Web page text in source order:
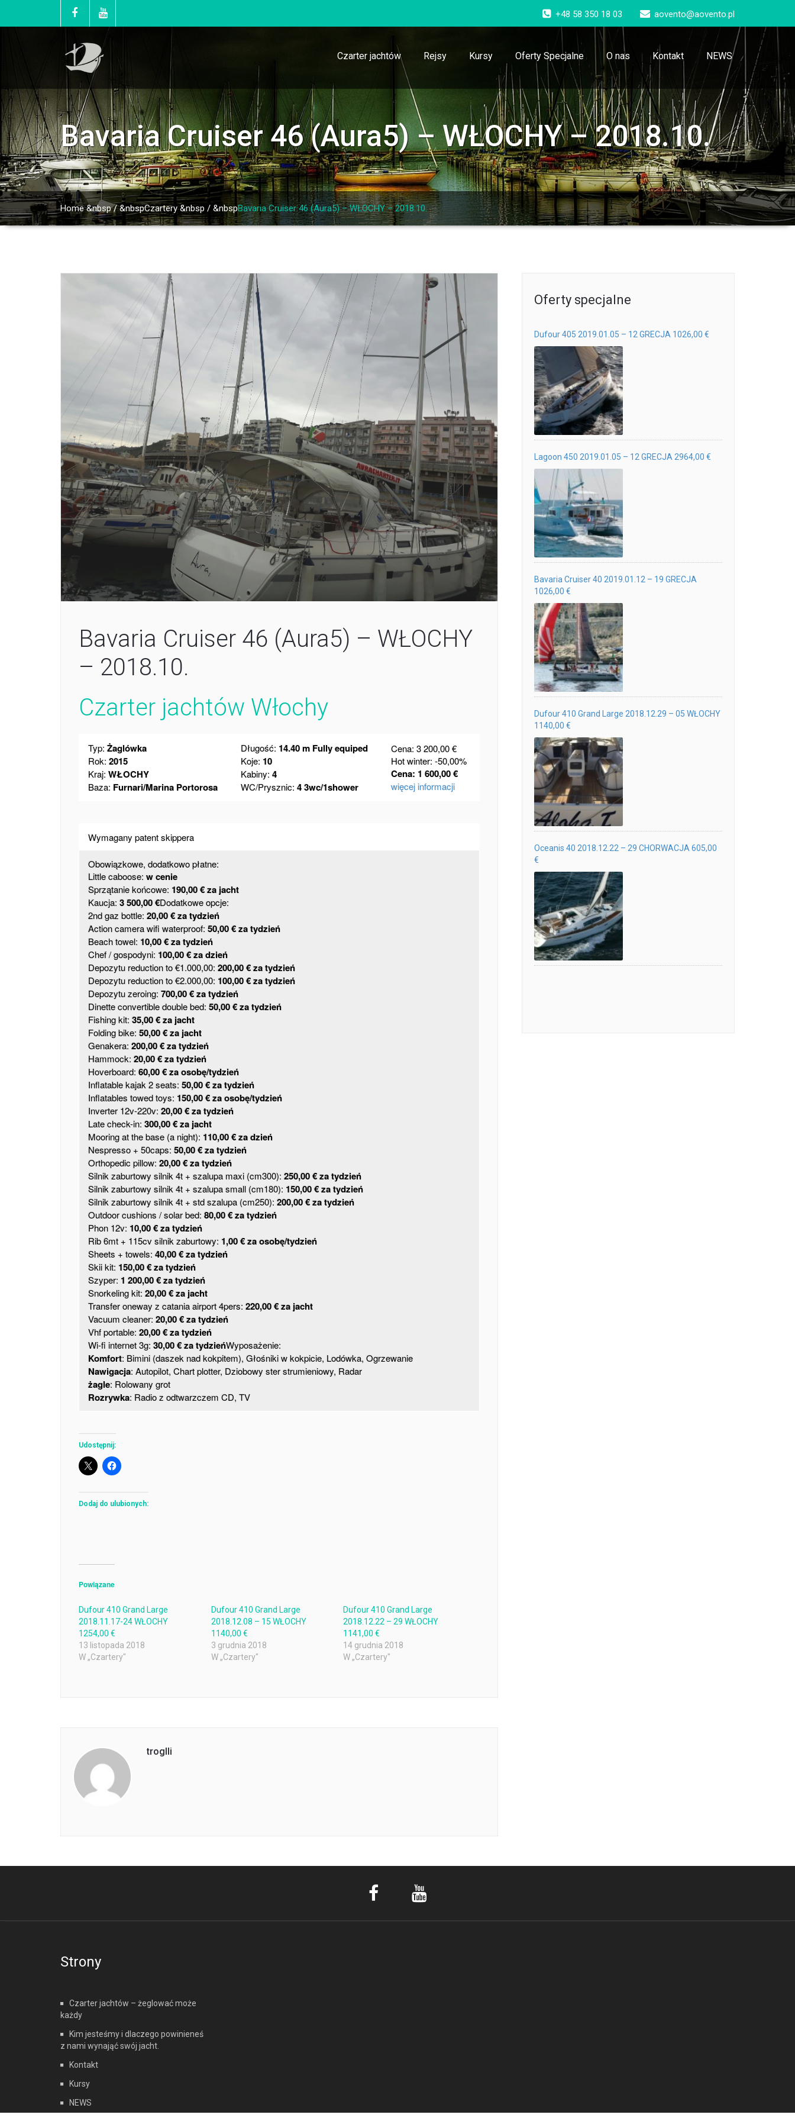
+48 58 350 18 03 aovento@aovento.pl
Czarter jachtów Rejsy Kursy Oferty Specjalne O nas Kontakt NEWS
Bavaria Cruiser 46 (Aura5) – WŁOCHY – 2018.10.
Home&nbsp / &nbspCzartery&nbsp / &nbspBavaria Cruiser 46 (Aura5) – WŁOCHY – 2018.10.
Bavaria Cruiser 46 (Aura5) – WŁOCHY
– 2018.10.
Czarter jachtów Włochy
Typ: Żaglówka
Rok: 2015
Kraj: WŁOCHY
Baza: Furnari/Marina Portorosa
Długość: 14.40 m Fully equiped
Koje: 10
Kabiny: 4
WC/Prysznic: 4 3wc/1shower
Cena: 3 200,00 €
Hot winter: -50,00%
Cena: 1 600,00 €
więcej informacji
Wymagany patent skippera
Obowiązkowe, dodatkowo płatne:
Little caboose: w cenie
Sprzątanie końcowe: 190,00 € za jacht
Kaucja: 3 500,00 €Dodatkowe opcje:
2nd gaz bottle: 20,00 € za tydzień
Action camera wifi waterproof: 50,00 € za tydzień
Beach towel: 10,00 € za tydzień
Chef / gospodyni: 100,00 € za dzień
Depozytu reduction to €1.000,00: 200,00 € za tydzień
Depozytu reduction to €2.000,00: 100,00 € za tydzień
Depozytu zeroing: 700,00 € za tydzień
Dinette convertible double bed: 50,00 € za tydzień
Fishing kit: 35,00 € za jacht
Folding bike: 50,00 € za jacht
Genakera: 200,00 € za tydzień
Hammock: 20,00 € za tydzień
Hoverboard: 60,00 € za osobę/tydzień
Inflatable kajak 2 seats: 50,00 € za tydzień
Inflatables towed toys: 150,00 € za osobę/tydzień
Inverter 12v-220v: 20,00 € za tydzień
Late check-in: 300,00 € za jacht
Mooring at the base (a night): 110,00 € za dzień
Nespresso + 50caps: 50,00 € za tydzień
Orthopedic pillow: 20,00 € za tydzień
Silnik zaburtowy silnik 4t + szalupa maxi (cm300): 250,00 € za tydzień
Silnik zaburtowy silnik 4t + szalupa small (cm180): 150,00 € za tydzień
Silnik zaburtowy silnik 4t + std szalupa (cm250): 200,00 € za tydzień
Outdoor cushions / solar bed: 80,00 € za tydzień
Phon 12v: 10,00 € za tydzień
Rib 6mt + 115cv silnik zaburtowy: 1,00 € za osobę/tydzień
Sheets + towels: 40,00 € za tydzień
Skii kit: 150,00 € za tydzień
Szyper: 1 200,00 € za tydzień
Snorkeling kit: 20,00 € za jacht
Transfer oneway z catania airport 4pers: 220,00 € za jacht
Vacuum cleaner: 20,00 € za tydzień
Vhf portable: 20,00 € za tydzień
Wi-fi internet 3g: 30,00 € za tydzieńWyposażenie:
Komfort: Bimini (daszek nad kokpitem), Głośniki w kokpicie, Lodówka, Ogrzewanie
Nawigacja: Autopilot, Chart plotter, Dziobowy ster strumieniowy, Radar
żagle: Rolowany grot
Rozrywka: Radio z odtwarzczem CD, TV
Udostępnij:
Dodaj do ulubionych:
Powiązane
Dufour 410 Grand Large
2018.11.17-24 WŁOCHY
1254,00 €
13 listopada 2018
W „Czartery"
Dufour 410 Grand Large
2018.12.08 – 15 WŁOCHY
1140,00 €
3 grudnia 2018
W „Czartery"
Dufour 410 Grand Large
2018.12.22 – 29 WŁOCHY
1141,00 €
14 grudnia 2018
W „Czartery"
troglli
Oferty specjalne
Dufour 405 2019.01.05 – 12 GRECJA 1026,00 €
Lagoon 450 2019.01.05 – 12 GRECJA 2964,00 €
Bavaria Cruiser 40 2019.01.12 – 19 GRECJA
1026,00 €
Dufour 410 Grand Large 2018.12.29 – 05 WŁOCHY
1140,00 €
Oceanis 40 2018.12.22 – 29 CHORWACJA 605,00
€
Strony
Czarter jachtów – żeglować może
każdy
Kim jesteśmy i dlaczego powinieneś
z nami wynająć swój jacht.
Kontakt
Kursy
NEWS